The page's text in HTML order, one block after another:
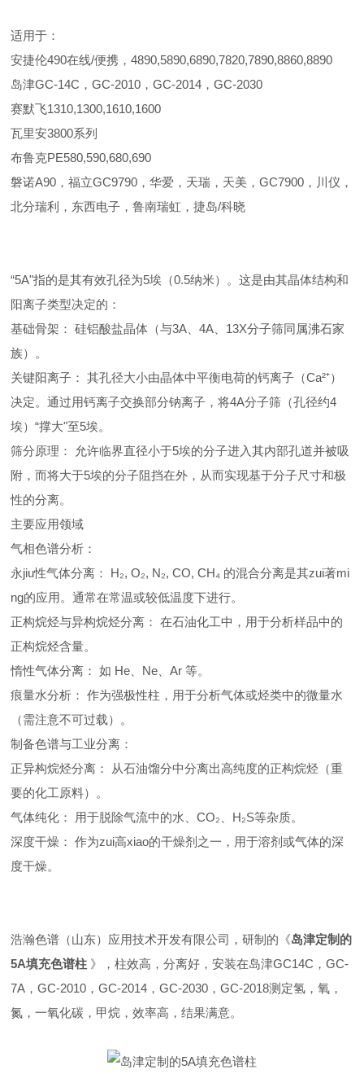
适用于：
安捷伦490在线/便携，4890,5890,6890,7820,7890,8860,8890
岛津GC-14C，GC-2010，GC-2014，GC-2030
赛默飞1310,1300,1610,1600
瓦里安3800系列
布鲁克PE580,590,680,690
磐诺A90，福立GC9790，华爱，天瑞，天美，GC7900，川仪，
北分瑞利，东西电子，鲁南瑞虹，捷岛/科晓
“5A"指的是其有效孔径为5埃（0.5纳米）。这是由其晶体结构和
阳离子类型决定的：
基础骨架： 硅铝酸盐晶体（与3A、4A、13X分子筛同属沸石家
族）。
关键阳离子： 其孔径大小由晶体中平衡电荷的钙离子（Ca²⁺）
决定。通过用钙离子交换部分钠离子，将4A分子筛（孔径约4
埃）“撑大"至5埃。
筛分原理： 允许临界直径小于5埃的分子进入其内部孔道并被吸
附，而将大于5埃的分子阻挡在外，从而实现基于分子尺寸和极
性的分离。
主要应用领域
气相色谱分析：
永jiu性气体分离： H₂, O₂, N₂, CO, CH₄ 的混合分离是其zui著mi
ng的应用。通常在常温或较低温度下进行。
正构烷烃与异构烷烃分离： 在石油化工中，用于分析样品中的
正构烷烃含量。
惰性气体分离： 如 He、Ne、Ar 等。
痕量水分析： 作为强极性柱，用于分析气体或烃类中的微量水
（需注意不可过载）。
制备色谱与工业分离：
正异构烷烃分离： 从石油馏分中分离出高纯度的正构烷烃（重
要的化工原料）。
气体纯化： 用于脱除气流中的水、CO₂、H₂S等杂质。
深度干燥： 作为zui高xiao的干燥剂之一，用于溶剂或气体的深
度干燥。
浩瀚色谱（山东）应用技术开发有限公司，研制的《岛津定制的
5A填充色谱柱 》，柱效高，分离好，安装在岛津GC14C，GC-
7A，GC-2010，GC-2014，GC-2030，GC-2018测定氢，氧，
氮，一氧化碳，甲烷，效率高，结果满意。